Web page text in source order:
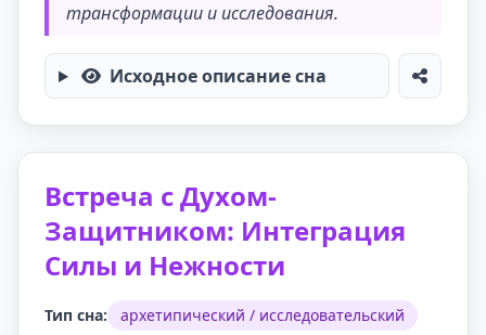
трансформации и исследования.
Исходное описание сна
Встреча с Духом-
Защитником: Интеграция
Силы и Нежности
Тип сна: архетипический / исследовательский